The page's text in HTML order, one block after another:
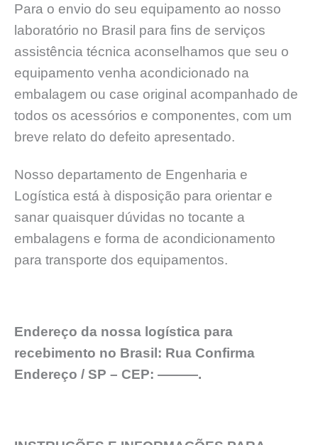
Para o envio do seu equipamento ao nosso
laboratório no Brasil para fins de serviços
assistência técnica aconselhamos que seu o
equipamento venha acondicionado na
embalagem ou case original acompanhado de
todos os acessórios e componentes, com um
breve relato do defeito apresentado.
Nosso departamento de Engenharia e
Logística está à disposição para orientar e
sanar quaisquer dúvidas no tocante a
embalagens e forma de acondicionamento
para transporte dos equipamentos.
Endereço da nossa logística para
recebimento no Brasil: Rua Confirma
Endereço / SP – CEP: ———.